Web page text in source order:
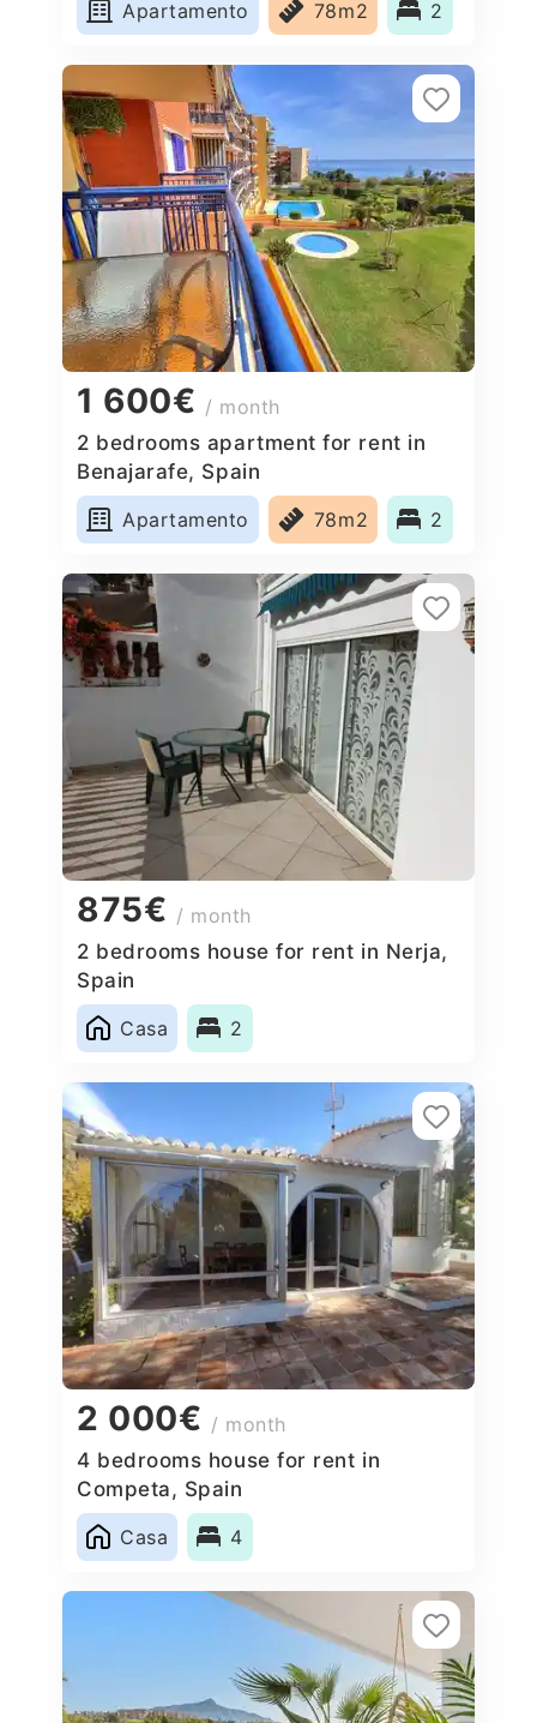
Apartamento 78m2 2
1 600€ / month
2 bedrooms apartment for rent in
Benajarafe, Spain
Apartamento
78m2 2
875€ / month
2 bedrooms house for rent in Nerja,
Spain
Casa
2
2 000€ / month
4 bedrooms house for rent in
Competa, Spain
Casa
4